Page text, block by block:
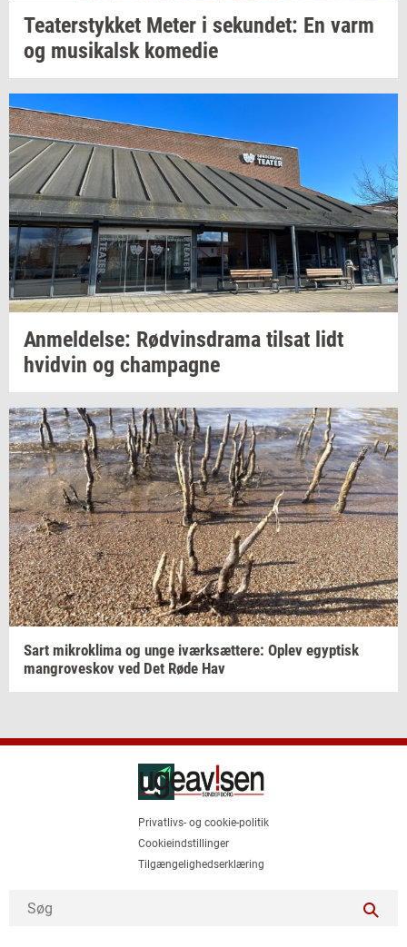
Te­a­ter­styk­ket Meter i se­kun­det: En varm
og mu­si­kalsk ko­me­die
An­mel­del­se: Rød­vin­s­dra­ma til­sat lidt
hvid­vin og champag­ne
Sart mi­krokli­ma og unge iværk­sæt­te­re: Oplev egyp­tisk
man­grove­skov ved Det Røde Hav
Privatlivs- og cookie-politik
Cookieindstillinger
Tilgængelighedserklæring